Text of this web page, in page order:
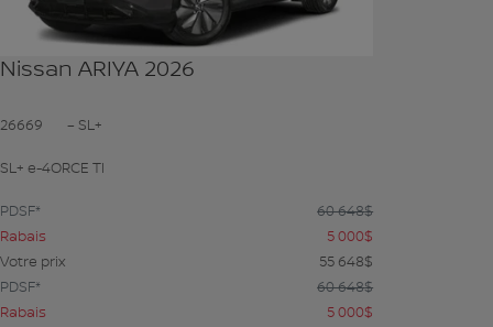
Nissan ARIYA 2026
26669 – SL+
SL+ e-4ORCE TI
PDSF* 60 648$
Rabais
5 000$
Votre prix
55 648$
PDSF*
60 648$
Rabais
5 000$